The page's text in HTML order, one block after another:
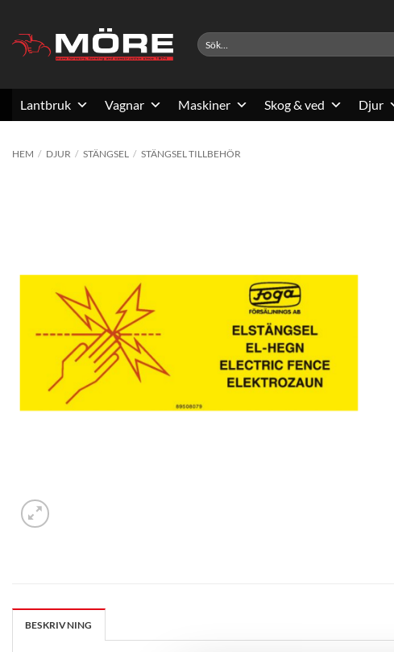
content
Sök
efter:
Lantbruk Vagnar Maskiner Skog & ved Djur
HEM / DJUR / STÄNGSEL / STÄNGSEL TILLBEHÖR
BESKRIVNING